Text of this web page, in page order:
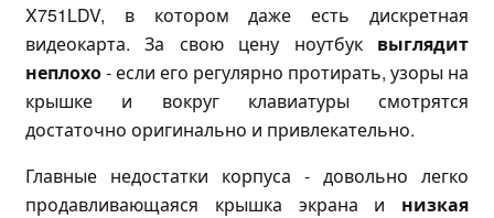
X751LDV, в котором даже есть дискретная
видеокарта. За свою цену ноутбук выглядит
неплохо- если его регулярно протирать, узоры на
крышке и вокруг клавиатуры смотрятся
достаточно оригинально и привлекательно.
Главные недостатки корпуса - довольно легко
продавливающаяся крышка экрана и низкая